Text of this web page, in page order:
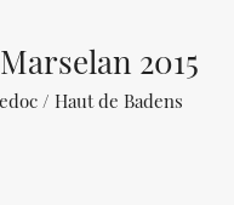
2015
/ Haut de Badens